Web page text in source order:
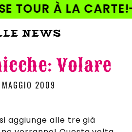
TOUR À LA CARTE!
NEWS
Volare
2009
aggiunge alle tre già